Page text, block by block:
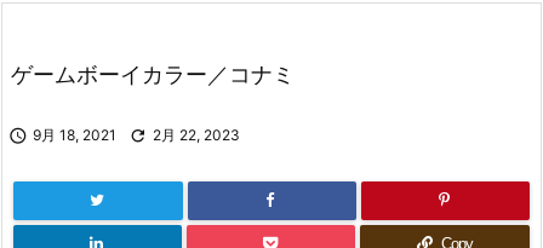
ゲームボーイカラー／コナミ
 9月 18, 2021  2月 22, 2023
Copy